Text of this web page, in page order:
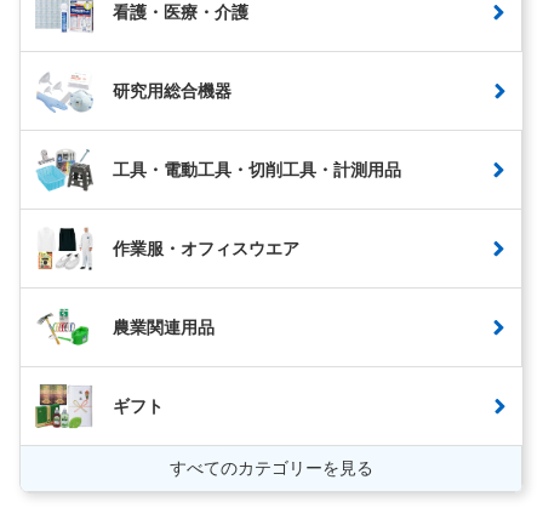
看護・医療・介護
研究用総合機器
工具・電動工具・切削工具・計測用品
作業服・オフィスウエア
農業関連用品
ギフト
すべてのカテゴリーを見る